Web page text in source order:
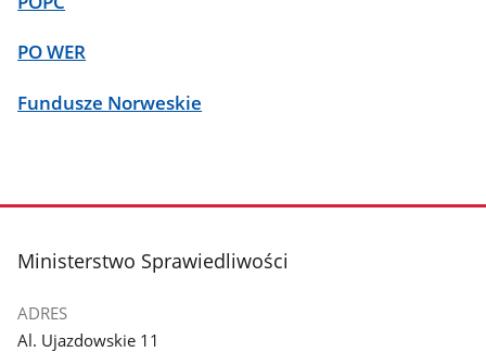
PO WER
Fundusze Norweskie
stopka
Ministerstwo Sprawiedliwości
ADRES
Al. Ujazdowskie 11